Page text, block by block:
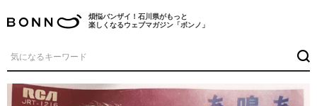
煩悩バンザイ！石川県がもっと
楽しくなるウェブマガジン「ボンノ」